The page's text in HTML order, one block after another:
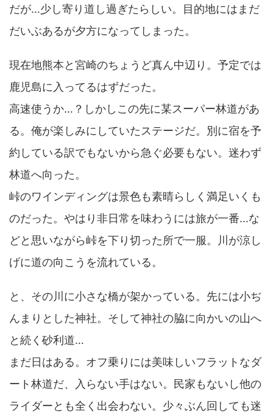
だが…少し寄り道し過ぎたらしい。目的地にはまだ
だいぶあるが夕方になってしまった。
現在地熊本と宮崎のちょうど真ん中辺り。予定では
鹿児島に入ってるはずだった。
高速使うか…？しかしこの先に某スーパー林道があ
る。俺が楽しみにしていたステージだ。別に宿を予
約している訳でもないから急ぐ必要もない。迷わず
林道へ向った。
峠のワインディングは景色も素晴らしく満足いくも
のだった。やはり非日常を味わうには旅が一番…な
どと思いながら峠を下り切った所で一服。川が涼し
げに道の向こうを流れている。
と、その川に小さな橋が架かっている。先には小ぢ
んまりとした神社。そして神社の脇に向かいの山へ
と続く砂利道…
まだ日はある。オフ乗りには美味しいフラットなダ
ート林道だ、入らない手はない。民家もないし他の
ライダーとも全く出会わない。少々ぶん回しても迷